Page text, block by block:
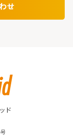
せ
ド